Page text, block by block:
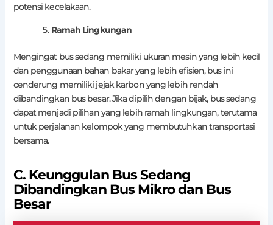
potensi kecelakaan.
Ramah Lingkungan
Mengingat bus sedang memiliki ukuran mesin yang lebih kecil
dan penggunaan bahan bakar yang lebih efisien, bus ini
cenderung memiliki jejak karbon yang lebih rendah
dibandingkan bus besar. Jika dipilih dengan bijak, bus sedang
dapat menjadi pilihan yang lebih ramah lingkungan, terutama
untuk perjalanan kelompok yang membutuhkan transportasi
bersama.
C. Keunggulan Bus Sedang
Dibandingkan Bus Mikro dan Bus
Besar